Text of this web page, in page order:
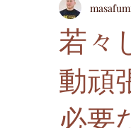
クアトロコ
フィギアスケート
ボディーメイク バ
若々
動頑
必要